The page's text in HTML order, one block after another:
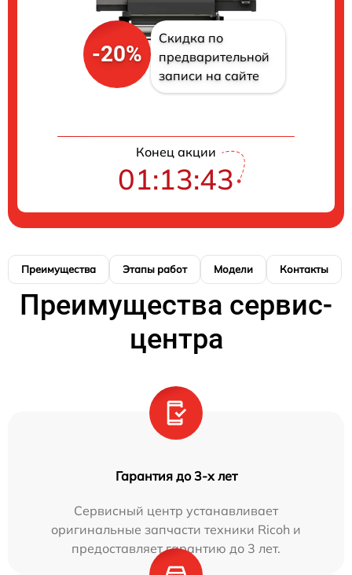
-20%
Скидка по
предварительной
записи на сайте
Конец акции
01:13:43
Преимущества Этапы работ Модели Контакты
Преимущества сервис-
центра
Гарантия до 3-х лет
Сервисный центр устанавливает
оригинальные запчасти техники Ricoh и
предоставляет гарантию до 3 лет.